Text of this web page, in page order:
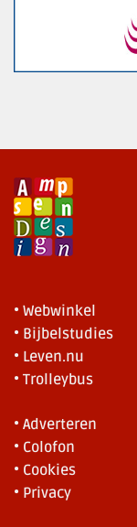
• Webwinkel
• Bijbelstudies
• Leven.nu
• Trolleybus
• Adverteren
• Colofon
• Cookies
• Privacy